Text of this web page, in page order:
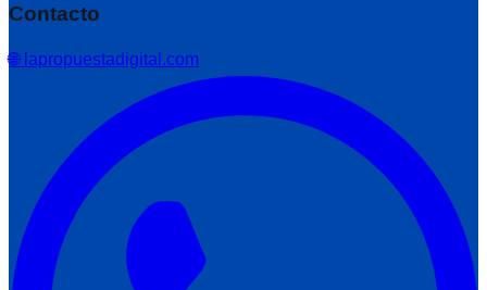
Contacto
🌐 lapropuestadigital.com